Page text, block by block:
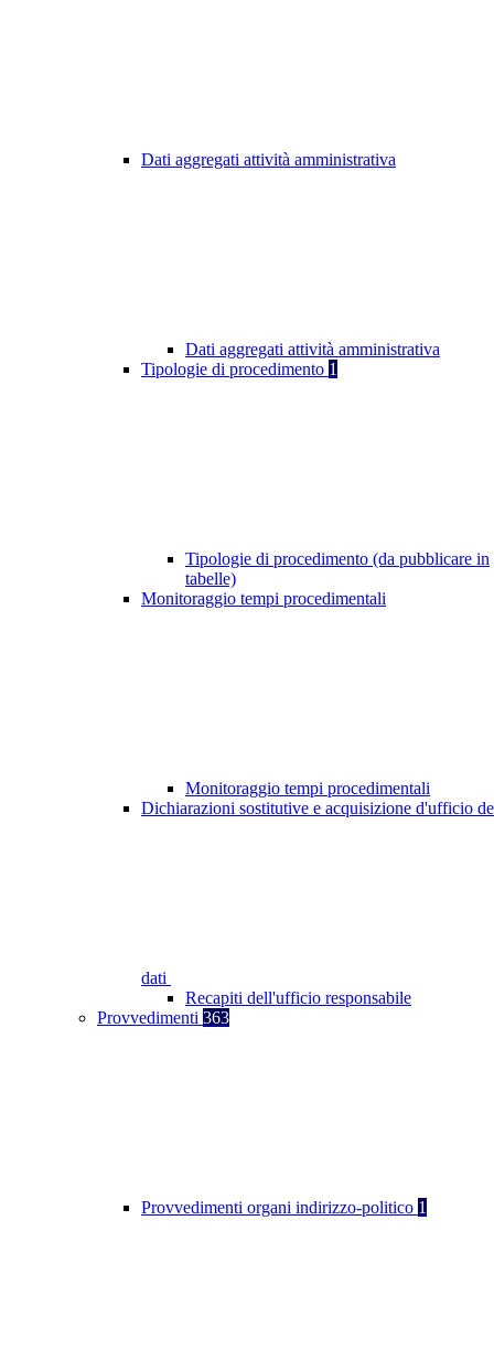
Dati aggregati attività amministrativa
Dati aggregati attività amministrativa
Tipologie di procedimento 1
Tipologie di procedimento (da pubblicare in
tabelle)
Monitoraggio tempi procedimentali
Monitoraggio tempi procedimentali
Dichiarazioni sostitutive e acquisizione d'ufficio
dati
Recapiti dell'ufficio responsabile
Provvedimenti 363
Provvedimenti organi indirizzo-politico 1